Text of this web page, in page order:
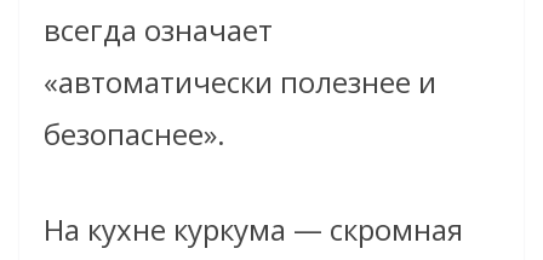
всегда означает
«автоматически полезнее и
безопаснее».
На кухне куркума — скромная